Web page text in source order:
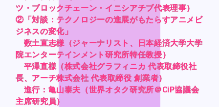
ツ・ブロックチェーン・イニシアチブ代表理事）
②「対談：テクノロジーの進展がもたらすアニメビ
ジネスの変化」
数土直志様（ジャーナリスト、日本経済大学大学
院エンターテインメント研究所特任教授）
平澤直様（株式会社グラフィニカ 代表取締役社
長、アーチ株式会社 代表取締役 創業者）
進行：亀山泰夫（世界オタク研究所＠CiP協議会
主席研究員）
ツ・ブロックチェーン・イニシアチブ代表理事）
②「対談：テクノロジーの進展がもたらすアニメビ
ジネスの変化」
数土直志様（ジャーナリスト、日本経済大学大学
院エンターテインメント研究所特任教授）
平澤直様（株式会社グラフィニカ 代表取締役社
長、アーチ株式会社 代表取締役 創業者）
進行：亀山泰夫（世界オタク研究所＠CiP協議会
主席研究員）
ツ・ブロックチェーン・イニシアチブ代表理事）
②「対談：テクノロジーの進展がもたらすアニメビ
ジネスの変化」
数土直志様（ジャーナリスト、日本経済大学大学
院エンターテインメント研究所特任教授）
平澤直様（株式会社グラフィニカ 代表取締役社
長、アーチ株式会社 代表取締役 創業者）
進行：亀山泰夫（世界オタク研究所＠CiP協議会
主席研究員）
Facebook
Privacy Policy , Site Policy
Research Integrity
Facebook
Privacy Policy , Site Policy
Research Integrity
ツ・ブロックチェーン・イニシアチブ代表理事）
②「対談：テクノロジーの進展がもたらすアニメビ
ジネスの変化」
数土直志様（ジャーナリスト、日本経済大学大学
院エンターテインメント研究所特任教授）
平澤直様（株式会社グラフィニカ 代表取締役社
長、アーチ株式会社 代表取締役 創業者）
進行：亀山泰夫（世界オタク研究所＠CiP協議会
主席研究員）